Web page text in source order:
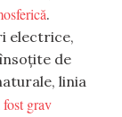
.
electrice,
de
linia
fost grav